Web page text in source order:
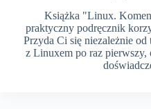
Książka "Linux.
praktyczny podręcznik
Przyda Ci się niezależnie od
z Linuxem po raz pierwszy,